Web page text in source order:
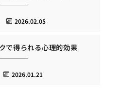
2026.02.05
で得られる心理的効果
2026.01.21